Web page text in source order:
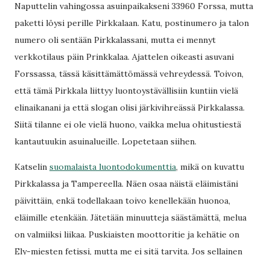
Naputtelin vahingossa asuinpaikakseni 33960 Forssa, mutta
paketti löysi perille Pirkkalaan. Katu, postinumero ja talon
numero oli sentään Pirkkalassani, mutta ei mennyt
verkkotilaus päin Prinkkalaa. Ajattelen oikeasti asuvani
Forssassa, tässä käsittämättömässä vehreydessä. Toivon,
että tämä Pirkkala liittyy luontoystävällisiin kuntiin vielä
elinaikanani ja että slogan olisi järkivihreässä Pirkkalassa.
Siitä tilanne ei ole vielä huono, vaikka melua ohitustiestä
kantautuukin asuinalueille. Lopetetaan siihen.
Katselin suomalaista luontodokumenttia, mikä on kuvattu
Pirkkalassa ja Tampereella. Näen osaa näistä eläimistäni
päivittäin, enkä todellakaan toivo kenellekään huonoa,
eläimille etenkään. Jätetään minuutteja säästämättä, melua
on valmiiksi liikaa. Puskiaisten moottoritie ja kehätie on
Ely-miesten fetissi, mutta me ei sitä tarvita. Jos sellainen